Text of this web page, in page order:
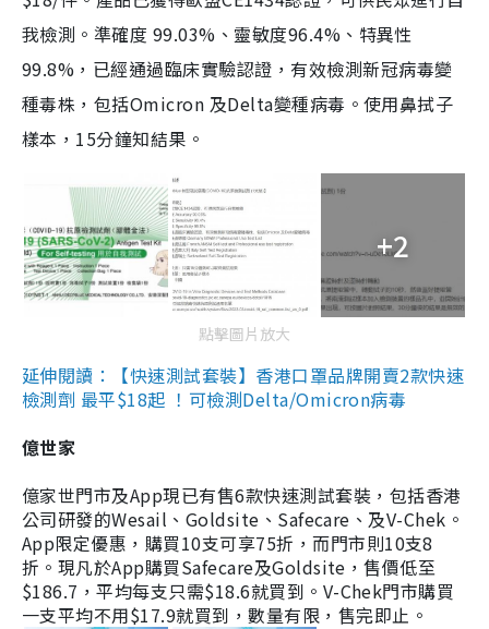
我檢測。準確度 99.03%、靈敏度96.4%、特異性
99.8%，已經通過臨床實驗認證，有效檢測新冠病毒變
種毒株，包括Omicron 及Delta變種病毒。使用鼻拭子
樣本，15分鐘知結果。
+2
點擊圖片放大
延伸閱讀：【快速測試套裝】香港口罩品牌開賣2款快速
檢測劑 最平$18起 ！可檢測Delta/Omicron病毒
億世家
億家世門市及App現已有售6款快速測試套裝，包括香港
公司研發的Wesail、Goldsite、Safecare、及V-Chek。
App限定優惠，購買10支可享75折，而門市則10支8
折。現凡於App購買Safecare及Goldsite，售價低至
$186.7，平均每支只需$18.6就買到。V-Chek門市購買
一支平均不用$17.9就買到，數量有限，售完即止。